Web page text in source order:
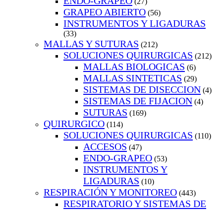
GRAPEO ABIERTO (56)
INSTRUMENTOS Y LIGADURAS
(33)
MALLAS Y SUTURAS (212)
SOLUCIONES QUIRURGICAS (212)
MALLAS BIOLOGICAS (6)
MALLAS SINTETICAS (29)
SISTEMAS DE DISECCION (4)
SISTEMAS DE FIJACION (4)
SUTURAS (169)
QUIRURGICO (114)
SOLUCIONES QUIRURGICAS (110)
ACCESOS (47)
ENDO-GRAPEO (53)
INSTRUMENTOS Y
LIGADURAS (10)
RESPIRACIÓN Y MONITOREO (443)
RESPIRATORIO Y SISTEMAS DE